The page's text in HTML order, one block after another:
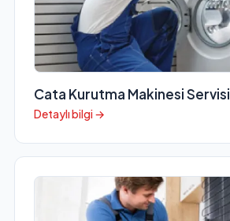
Cata Kurutma Makinesi Servisi
Detaylı bilgi →